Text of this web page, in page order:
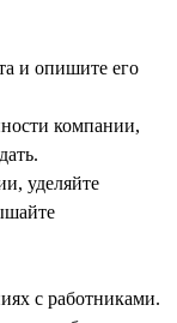
и опишите его
компании,
уделяйте
с работниками.